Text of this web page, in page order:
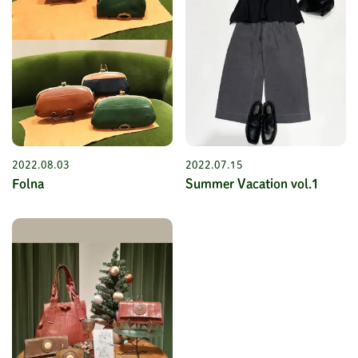
2022.08.03
Folna
2022.07.15
Summer Vacation vol.1